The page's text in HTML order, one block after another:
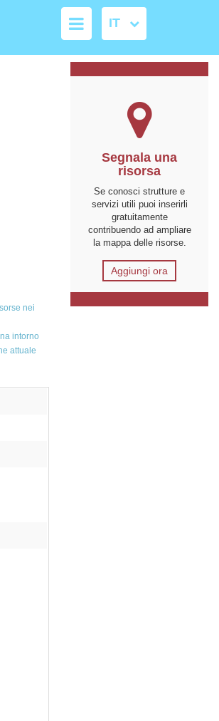
nei
intorno
attuale
Segnala una
risorsa
Se conosci strutture e
servizi utili puoi inserirli
gratuitamente
contribuendo ad ampliare
la mappa delle risorse.
Aggiungi ora